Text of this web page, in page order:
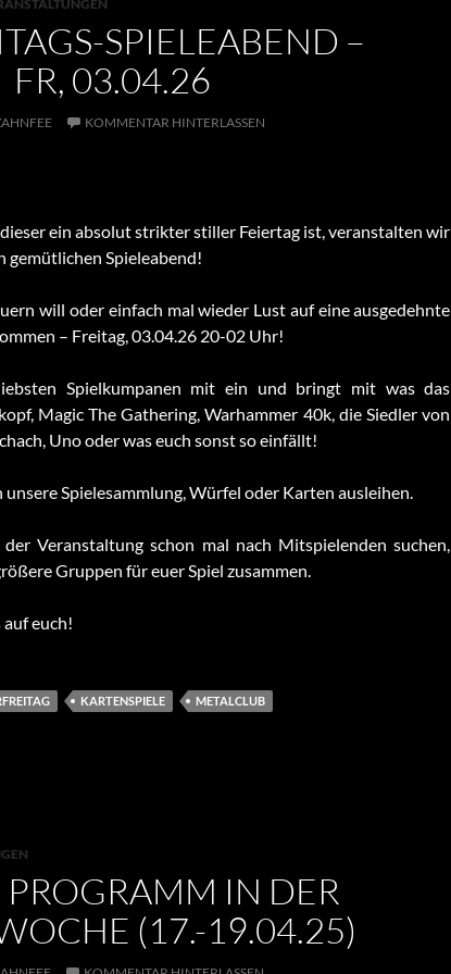
SPIELEABEND –
FR, 03.04.26
KOMMENTAR HINTERLASSEN
ein absolut strikter stiller Feiertag ist, veranstalten wir
gemütlichen Spieleabend!
will oder einfach mal wieder Lust auf eine ausgedehnte
– Freitag, 03.04.26 20-02 Uhr!
Spielkumpanen mit ein und bringt mit was das
Magic The Gathering, Warhammer 40k, die Siedler von
Uno oder was euch sonst so einfällt!
Spielesammlung, Würfel oder Karten ausleihen.
Veranstaltung schon mal nach Mitspielenden suchen,
Gruppen für euer Spiel zusammen.
euch!
KARTENSPIELE
METALCLUB
PROGRAMM IN DER
(17.-19.04.25)